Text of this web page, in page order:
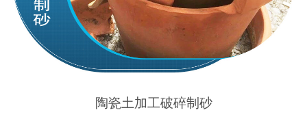
陶瓷土加工破碎制砂